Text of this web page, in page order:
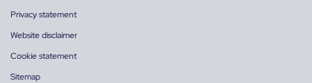
Privacy statement
Website disclaimer
Cookie statement
Sitemap